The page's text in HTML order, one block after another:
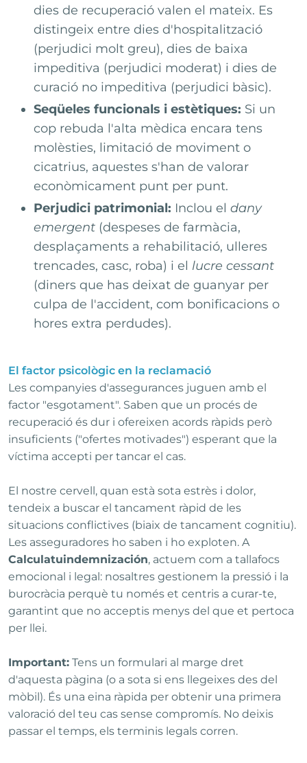
dies de recuperació valen el mateix. Es
distingeix entre dies d'hospitalització
(perjudici molt greu), dies de baixa
impeditiva (perjudici moderat) i dies de
curació no impeditiva (perjudici bàsic).
Seqüeles funcionals i estètiques: Si un
cop rebuda l'alta mèdica encara tens
molèsties, limitació de moviment o
cicatrius, aquestes s'han de valorar
econòmicament punt per punt.
Perjudici patrimonial: Inclou el dany
emergent (despeses de farmàcia,
desplaçaments a rehabilitació, ulleres
trencades, casc, roba) i el lucre cessant
(diners que has deixat de guanyar per
culpa de l'accident, com bonificacions o
hores extra perdudes).
El factor psicològic en la reclamació
Les companyies d'assegurances juguen amb el
factor "esgotament". Saben que un procés de
recuperació és dur i ofereixen acords ràpids però
insuficients ("ofertes motivades") esperant que la
víctima accepti per tancar el cas.
El nostre cervell, quan està sota estrès i dolor,
tendeix a buscar el tancament ràpid de les
situacions conflictives (biaix de tancament cognitiu).
Les asseguradores ho saben i ho exploten. A
Calculatuindemnización, actuem com a tallafocs
emocional i legal: nosaltres gestionem la pressió i la
burocràcia perquè tu només et centris a curar-te,
garantint que no acceptis menys del que et pertoca
per llei.
Important: Tens un formulari al marge dret
d'aquesta pàgina (o a sota si ens llegeixes des del
mòbil). És una eina ràpida per obtenir una primera
valoració del teu cas sense compromís. No deixis
passar el temps, els terminis legals corren.